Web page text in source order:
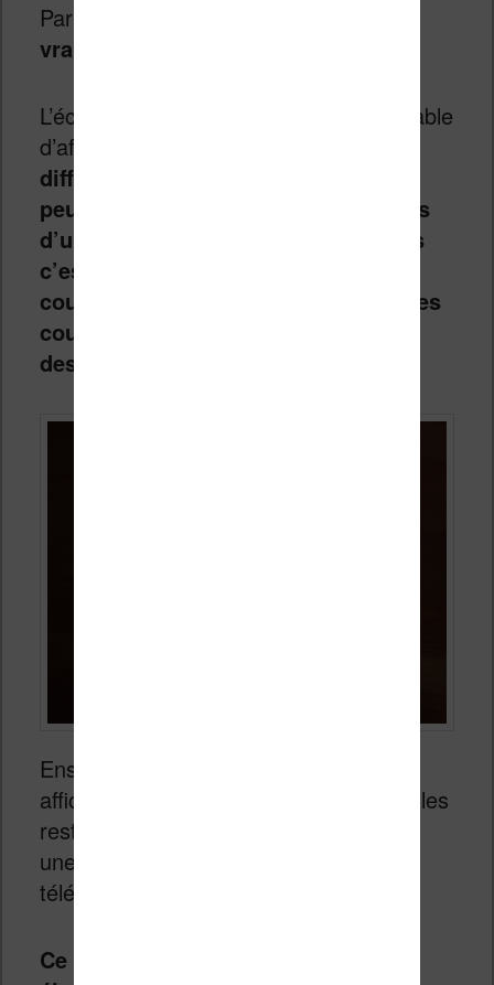
Par contre,
vraiment intéressante
L’écran est annoncé comme étant capable
d’afficher jusqu’à
différentes
peu juste pour apprécier les nuances
d’un tableau de la renaissance, mais
c’est suffisant pour consulter les
couvertures des ebooks et afficher les
couleurs de la plupart des bandes
dessinées.
Ensuite, la technologie utilisée pour
afficher les couleurs ne permet pas de les
restituer de manière aussi vive que sur
une tablette, un smartphone ou une
télévision.
Ce problème est lié à l’encre